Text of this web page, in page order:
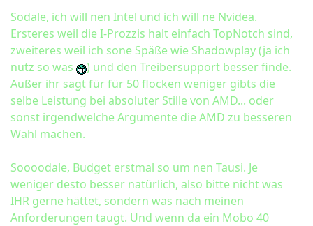
Sodale, ich will nen Intel und ich will ne Nvidea.
Ersteres weil die I-Prozzis halt einfach TopNotch sind,
zweiteres weil ich sone Späße wie Shadowplay (ja ich
nutz so was
) und den Treibersupport besser finde.
Außer ihr sagt für für 50 flocken weniger gibts die
selbe Leistung bei absoluter Stille von AMD... oder
sonst irgendwelche Argumente die AMD zu besseren
Wahl machen.
Soooodale, Budget erstmal so um nen Tausi. Je
weniger desto besser natürlich, also bitte nicht was
IHR gerne hättet, sondern was nach meinen
Anforderungen taugt. Und wenn da ein Mobo 40